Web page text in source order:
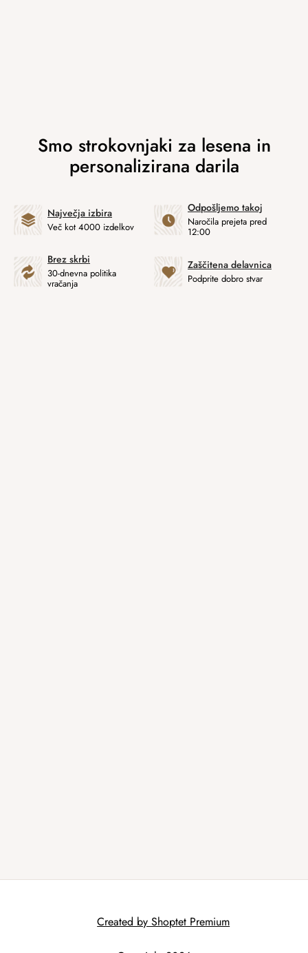
Največja izbira
Več kot 4000 izdelkov
Odpošljemo takoj
Naročila prejeta pred
12:00
Brez skrbi
30-dnevna politika
vračanja
Zaščitena delavnica
Podprite dobro stvar
Created by Shoptet Premium